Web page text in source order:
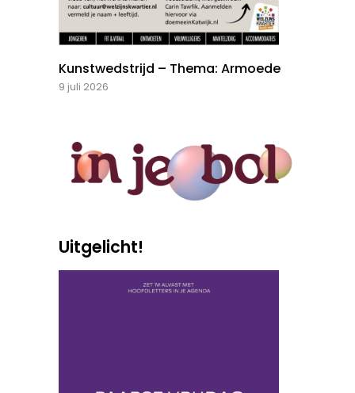
Kunstwedstrijd – Thema: Armoede
9 juli 2026
Uitgelicht!